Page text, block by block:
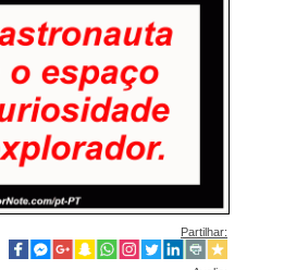
Partilhar: